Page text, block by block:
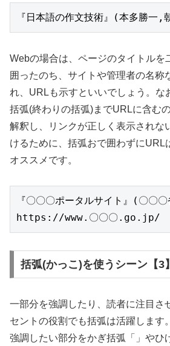
『日本語の作文技術』(本多勝一,
Webの場合は、ページのタイトルを
囲ったのち、サイトや管理者の名称
れ、URLも示すといいでしょう。な
括弧(終わりの括弧)までURLに含む
解釈し、リンクが正しく表示されな
けるために、括弧おで囲わずにURL
オススメです。
『〇〇〇ポータルサイト』(〇〇
https://www.〇〇〇.go.jp/
括弧(かっこ)を使うシーン【3
一部分を強調したり、読者に注目さ
セントの役割でも括弧は活躍します
強調したい部分をかぎ括弧「」やひ